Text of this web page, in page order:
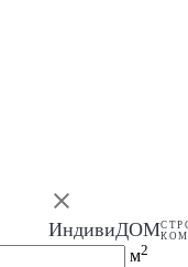
ИндивиДОМ
м2